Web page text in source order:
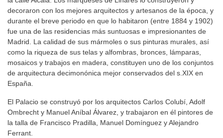
decoraron con los mejores arquitectos y artesanos de la época, y
durante el breve periodo en que lo habitaron (entre 1884 y 1902)
fue una de las residencias más suntuosas e impresionantes de
Madrid. La calidad de sus mármoles o sus pinturas murales, así
como la riqueza de sus telas y alfombras, bronces, lámparas,
mosaicos y trabajos en madera, constituyen uno de los conjuntos
de arquitectura decimonónica mejor conservados del s.XIX en
España.
El Palacio se construyó por los arquitectos Carlos Colubí, Adolf
Ombrecht y Manuel Aníbal Álvarez, y trabajaron en él pintores de
la talla de Francisco Pradilla, Manuel Domínguez y Alejandro
Ferrant.